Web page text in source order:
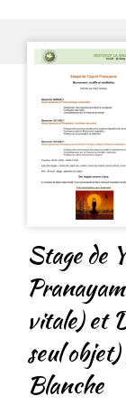
Stage de
vitale) et
seul
Blanche